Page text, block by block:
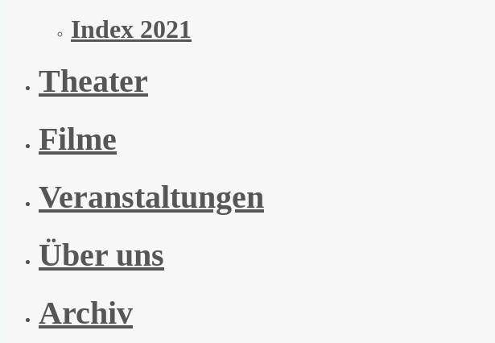
Index 2021
Theater
Filme
Veranstaltungen
Über uns
Archiv